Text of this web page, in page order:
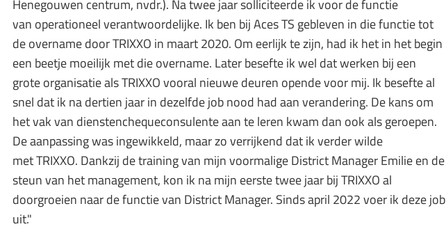
Henegouwen centrum, nvdr.). Na twee jaar solliciteerde ik voor de functie
van operationeel verantwoordelijke. Ik ben bij Aces TS gebleven in die functie tot
de overname door TRIXXO in maart 2020. Om eerlijk te zijn, had ik het in het begin
een beetje moeilijk met die overname. Later besefte ik wel dat werken bij een
grote organisatie als TRIXXO vooral nieuwe deuren opende voor mij. Ik besefte al
snel dat ik na dertien jaar in dezelfde job nood had aan verandering. De kans om
het vak van dienstenchequeconsulente aan te leren kwam dan ook als geroepen.
De aanpassing was ingewikkeld, maar zo verrijkend dat ik verder wilde
met TRIXXO. Dankzij de training van mijn voormalige District Manager Emilie en de
steun van het management, kon ik na mijn eerste twee jaar bij TRIXXO al
doorgroeien naar de functie van District Manager. Sinds april 2022 voer ik deze job
uit."